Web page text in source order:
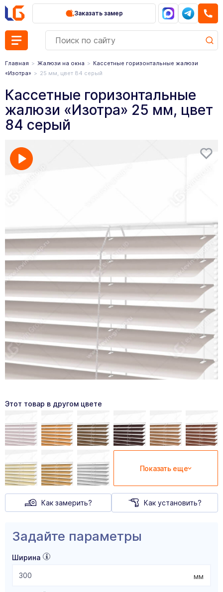
Заказать замер
Главная Жалюзи на окна
Кассетные горизонтальные жалюзи
«Изотра»
25 мм, цвет 84 серый
Кассетные горизонтальные
жалюзи «Изотра» 25 мм, цвет
84 серый
Этот товар в другом цвете
Показать еще
Как замерить? Как установить?
Задайте параметры
Ширина
мм